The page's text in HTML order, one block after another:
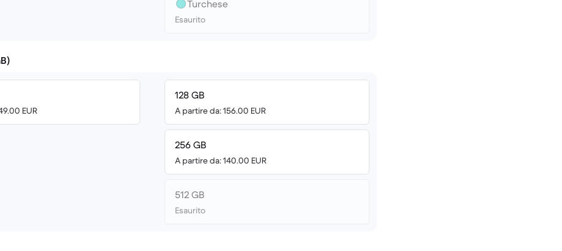
Turchese
Esaurito
EUR
128 GB
A partire da: 156.00 EUR
256 GB
A partire da: 140.00 EUR
512 GB
Esaurito